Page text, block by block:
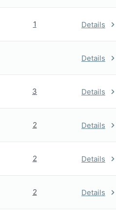
1 Details
Details
3 Details
2 Details
2 Details
2 Details